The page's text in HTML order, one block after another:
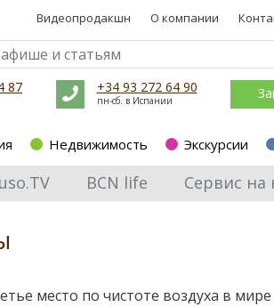
Видеопродакшн О компании
87 +34 93 272 64 90
пн-сб. в Испании
Недвижимость Экскурсии
BCN life Сервис
место по чистоте воздуха в